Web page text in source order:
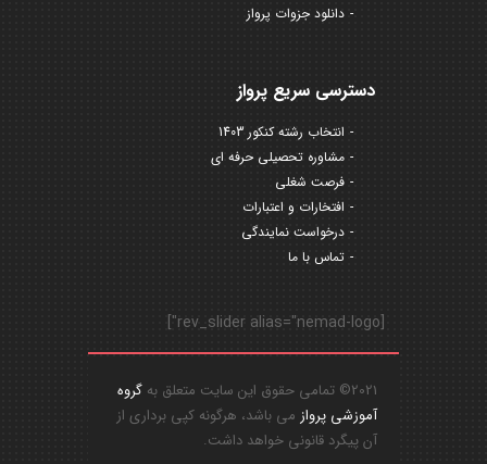
دانلود جزوات پرواز
دسترسی سریع پرواز
انتخاب رشته کنکور 1403
مشاوره تحصیلی حرفه ای
فرصت شغلی
افتخارات و اعتبارات
درخواست نمایندگی
تماس با ما
[rev_slider alias="nemad-logo"]
2021© تمامی حقوق این سایت متعلق به
گروه
آموزشی پرواز می باشد، هرگونه کپی برداری از
آن پیگرد قانونی خواهد داشت.